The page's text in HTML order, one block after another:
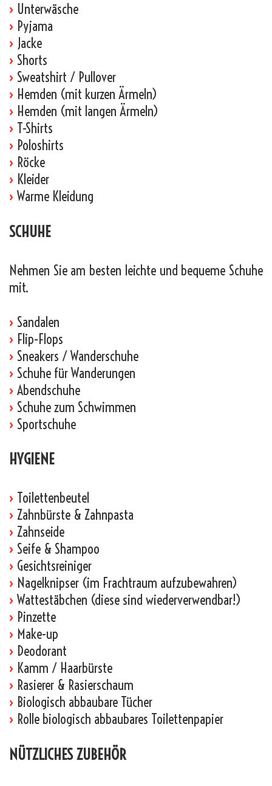
› Unterwäsche
› Pyjama
› Jacke
› Shorts
› Sweatshirt / Pullover
› Hemden (mit kurzen Ärmeln)
› Hemden (mit langen Ärmeln)
› T-Shirts
› Poloshirts
› Röcke
› Kleider
› Warme Kleidung
SCHUHE
Nehmen Sie am besten leichte und bequeme Schuhe
mit.
› Sandalen
› Flip-Flops
› Sneakers / Wanderschuhe
› Schuhe für Wanderungen
› Abendschuhe
› Schuhe zum Schwimmen
› Sportschuhe
HYGIENE
› Toilettenbeutel
› Zahnbürste & Zahnpasta
› Zahnseide
› Seife & Shampoo
› Gesichtsreiniger
› Nagelknipser (im Frachtraum aufzubewahren)
› Wattestäbchen (diese sind wiederverwendbar!)
› Pinzette
› Make-up
› Deodorant
› Kamm / Haarbürste
› Rasierer & Rasierschaum
› Biologisch abbaubare Tücher
› Rolle biologisch abbaubares Toilettenpapier
NÜTZLICHES ZUBEHÖR